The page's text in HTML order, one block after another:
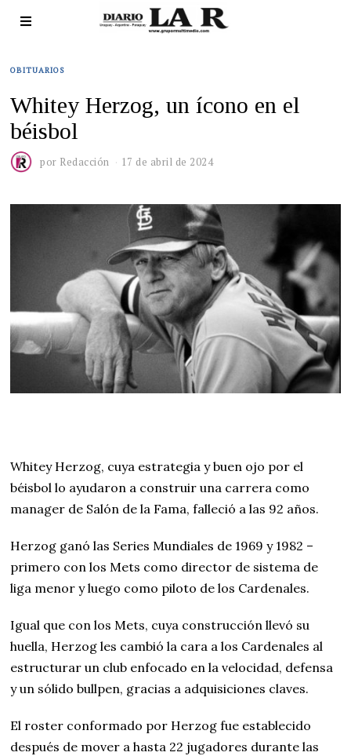
OBITUARIOS
Whitey Herzog, un ícono en el
béisbol
por Redacción 17 de abril de 2024
Whitey Herzog, cuya estrategia y buen ojo por el
béisbol lo ayudaron a construir una carrera como
manager de Salón de la Fama, falleció a las 92 años.
Herzog ganó las Series Mundiales de 1969 y 1982 –
primero con los Mets como director de sistema de
liga menor y luego como piloto de los Cardenales.
Igual que con los Mets, cuya construcción llevó su
huella, Herzog les cambió la cara a los Cardenales al
estructurar un club enfocado en la velocidad, defensa
y un sólido bullpen, gracias a adquisiciones claves.
El roster conformado por Herzog fue establecido
después de mover a hasta 22 jugadores durante las